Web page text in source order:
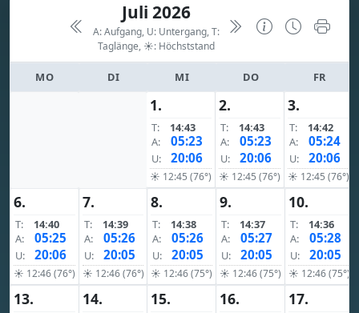
Juli 2026
A: Aufgang, U: Untergang, T:
Taglänge, ☀: Höchststand
MO DI MI DO FR
1.
T:
14:43
A:
05:23
U: 20:06
☀ 12:45 (76°)
2.
T:
14:43
A:
05:23
U: 20:06
☀ 12:45 (76°)
3.
T:
14:42
A:
05:24
U: 20:06
☀ 12:45 (76°)
6.
T:
14:40
A:
05:25
U: 20:06
☀ 12:46 (76°)
7.
T:
14:39
A:
05:26
U: 20:05
☀ 12:46 (76°)
8.
T:
14:38
A:
05:26
U: 20:05
☀ 12:46 (75°)
9.
T:
14:37
A:
05:27
U: 20:05
☀ 12:46 (75°)
10.
T:
14:36
A:
05:28
U: 20:05
☀ 12:46 (75°)
13. 14. 15. 16. 17.